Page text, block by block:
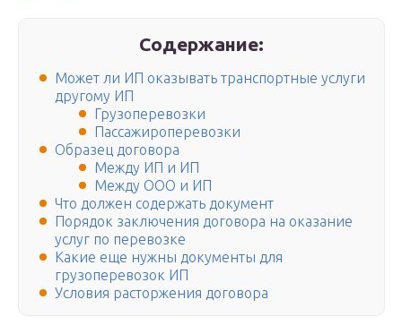
Содержание:
Может ли ИП оказывать транспортные услуги
другому ИП
Грузоперевозки
Пассажироперевозки
Образец договора
Между ИП и ИП
Между ООО и ИП
Что должен содержать документ
Порядок заключения договора на оказание
услуг по перевозке
Какие еще нужны документы для
грузоперевозок ИП
Условия расторжения договора